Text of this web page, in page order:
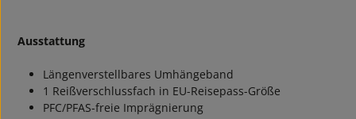
Ausstattung
Längenverstellbares Umhängeband
1 Reißverschlussfach in EU-Reisepass-Größe
PFC/PFAS-freie Imprägnierung